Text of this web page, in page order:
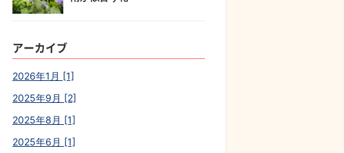
アーカイブ
2026年1月 [1]
2025年9月 [2]
2025年8月 [1]
2025年6月 [1]